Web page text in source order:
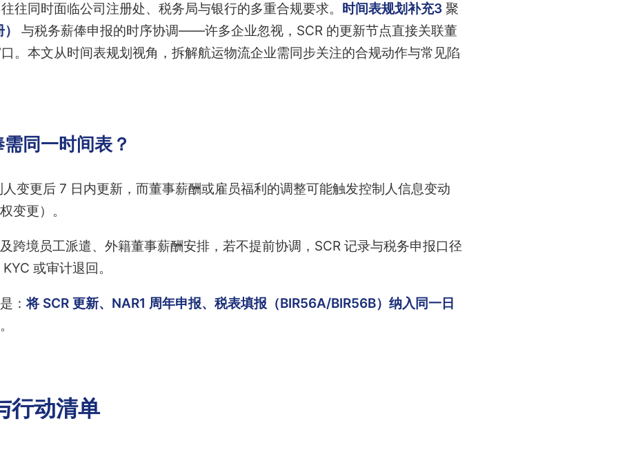
往同时面临公司注册处、税务局与银行的多重合规要求。 时间表规划补充3 聚
与税务薪俸申报的时序协调——许多企业忽视，SCR 的更新节点直接关联董
。本文从时间表规划视角，拆解航运物流企业需同步关注的合规动作与常见陷
同一时间表？
变更后 7 日内更新，而董事薪酬或雇员福利的调整可能触发控制人信息变动
变更）。
跨境员工派遣、外籍董事薪酬安排，若不提前协调，SCR 记录与税务申报口径
或审计退回。
：将 SCR 更新、NAR1 周年申报、税表填报（BIR56A/BIR56B）纳入同一日
行动清单